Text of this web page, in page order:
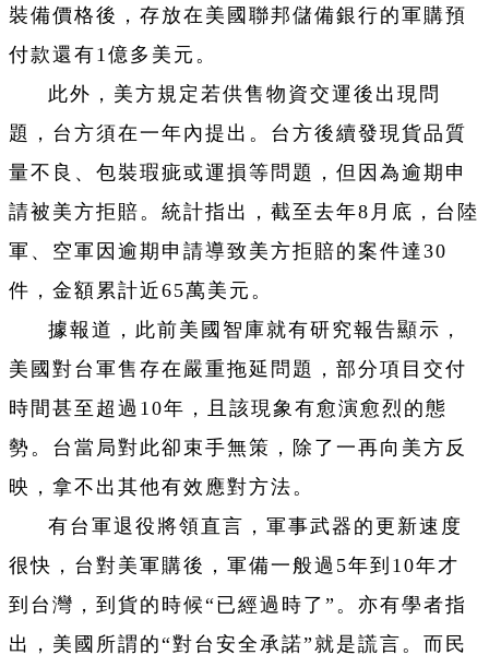
裝備價格後，存放在美國聯邦儲備銀行的軍購預
付款還有1億多美元。
此外，美方規定若供售物資交運後出現問
題，台方須在一年內提出。台方後續發現貨品質
量不良、包裝瑕疵或運損等問題，但因為逾期申
請被美方拒賠。統計指出，截至去年8月底，台陸
軍、空軍因逾期申請導致美方拒賠的案件達30
件，金額累計近65萬美元。
據報道，此前美國智庫就有研究報告顯示，
美國對台軍售存在嚴重拖延問題，部分項目交付
時間甚至超過10年，且該現象有愈演愈烈的態
勢。台當局對此卻束手無策，除了一再向美方反
映，拿不出其他有效應對方法。
有台軍退役將領直言，軍事武器的更新速度
很快，台對美軍購後，軍備一般過5年到10年才
到台灣，到貨的時候“已經過時了”。亦有學者指
出，美國所謂的“對台安全承諾”就是謊言。而民